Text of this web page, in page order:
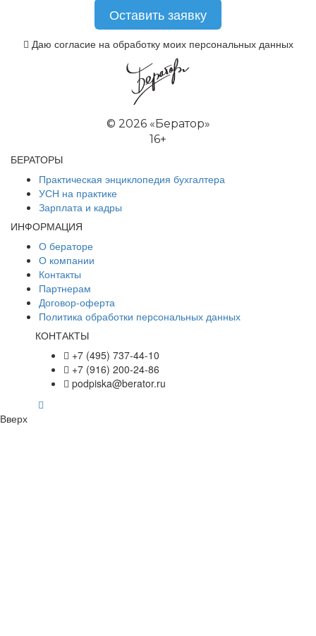
Даю согласие на обработку моих персональных данных
© 2026 «Бератор»
16+
БЕРАТОРЫ
Практическая энциклопедия бухгалтера
УСН на практике
Зарплата и кадры
ИНФОРМАЦИЯ
О бераторе
О компании
Контакты
Партнерам
Договор-оферта
Политика обработки персональных данных
КОНТАКТЫ
+7 (495) 737-44-10
+7 (916) 200-24-86
podpiska@berator.ru
Вверх